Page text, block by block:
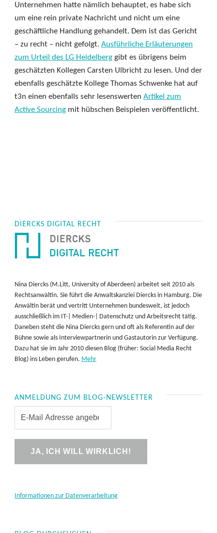
Unternehmen hatte nämlich behauptet, es habe sich
um eine rein private Nachricht und nicht um eine
geschäftliche Handlung gehandelt. Dem ist das Gericht
– zu recht – nicht gefolgt. Ausführliche Erläuterungen
zum Urteil des LG Heidelberg gibt es übrigens beim
geschätzten Kollegen Carsten Ulbricht zu lesen. Und der
ebenfalls geschätzte Kollege Thomas Schwenke hat auf
t3n einen ebenfalls sehr lesenswerten Artikel zum
Active Sourcing mit hübschen Beispielen veröffentlicht.
DIERCKS DIGITAL RECHT
Nina Diercks (M.Litt, University of Aberdeen) arbeitet seit 2010 als
Rechtsanwältin. Sie führt die Anwaltskanzlei Diercks in Hamburg. Die
Anwältin berät und vertritt Unternehmen bundesweit, ist jedoch
ausschließlich im IT-| Medien-| Datenschutz und Arbeitsrecht tätig.
Daneben steht die Nina Diercks gern und oft als Referentin auf der
Bühne sowie als Interviewpartnerin und Gastautorin zur Verfügung.
Dazu hat sie im Jahr 2010 diesen Blog (früher: Social Media Recht
Blog) ins Leben gerufen. Mehr
ANMELDUNG ZUM BLOG-NEWSLETTER
Informationen zur Datenverarbeitung